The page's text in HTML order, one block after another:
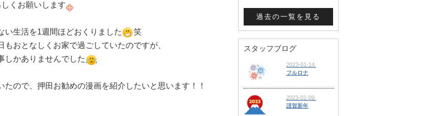
くお願いします
い生活を1週間ほどおくりました
笑
おとなしくお家で過ごしていたのですが、
しかありませんでした
ので、押田お勧めの漫画を紹介したいと思います！！
過去の一覧を見る
スタッフブログ